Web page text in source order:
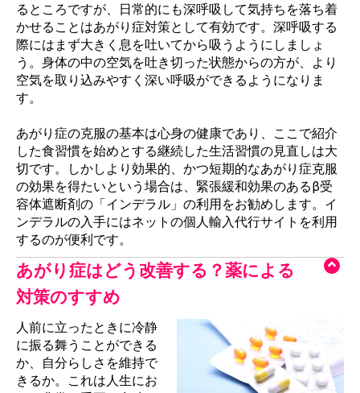
るところですが、日常的にも深呼吸して気持ちを落ち着
かせることはあがり症対策として有効です。深呼吸する
際にはまず大きく息を吐いてから吸うようにしましょ
う。身体の中の空気を吐き切った状態からの方が、より
空気を取り込みやすく深い呼吸ができるようになりま
す。
あがり症の克服の基本は心身の健康であり、ここで紹介
した食習慣を始めとする継続した生活習慣の見直しは大
切です。しかしより効果的、かつ短期的なあがり症克服
の効果を得たいという場合は、緊張緩和効果のあるβ受
容体遮断剤の「インデラル」の利用をお勧めします。イ
ンデラルの入手にはネットの個人輸入代行サイトを利用
するのが便利です。
あがり症はどう改善する？薬による
対策のすすめ
人前に立ったときに冷静
に振る舞うことができる
か、自分らしさを維持で
きるか。これは人生にお